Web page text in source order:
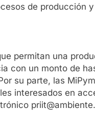
de producción
permitan una
con un monto de
su parte, las
interesados en